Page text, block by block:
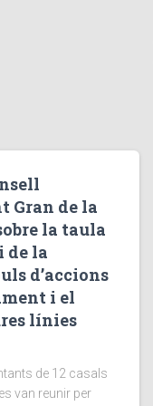
Gran de la
la taula
de la
d’accions
i el
línies
de 12 casals
van reunir per